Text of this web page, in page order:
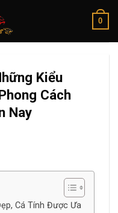
0
Kiểu
Cách
Nay
Cá Tính Được Ưa